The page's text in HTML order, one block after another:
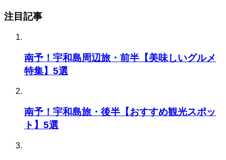
注目記事
南予！宇和島周辺旅・前半【美味しいグルメ
特集】5選
南予！宇和島旅・後半【おすすめ観光スポッ
ト】5選